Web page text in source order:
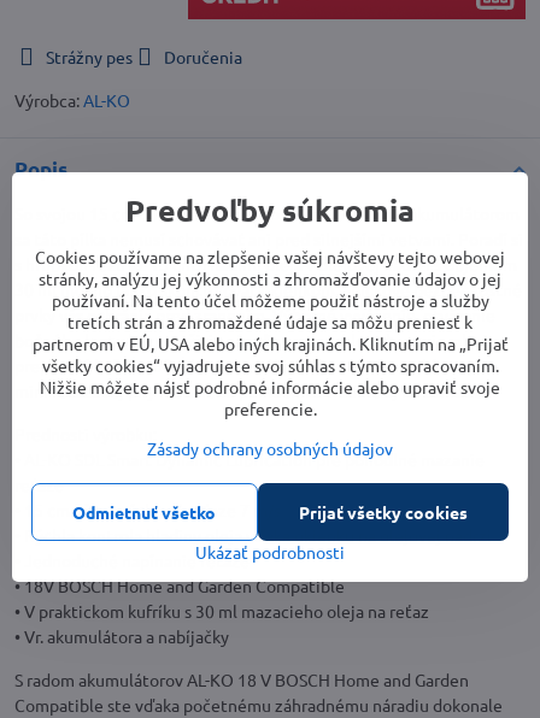
Strážny pes
Doručenia
Výrobca:AL-KO
Popis
So svojou 15 cm dlhou lištou a výkonným 18 V Li-Ion akumulátorom
s hrúbkou rezu až 13 cm. Hladinu oleja v olejovej nádrži s objemom
30 ml možno ľahko skontrolovať okienkom. Špičkové bezpečnostné
prvky vás ochránia pred zranením. Výborné vyváženie, otváranie
bočného krytu bez použitia náradia a rozsiahle vybavenie, ako je
prepravný kufrík a 30 ml organického oleja na reťaz, robí z tejto
mini reťazovej píly ideálneho pomocníka v dome aj na záhrade.
• AL-KO SDL Smart Dynamic Lubrication pre pohodlné mazanie
reťaze
• 15 cm lišta a rýchlosť reťaze 7 m/s
• Rýchla kontrola hladiny oleja vďaka okienku na olejovej nádrži
• Jednoduché napínanie reťaze
• 18V BOSCH Home and Garden Compatible
• V praktickom kufríku s 30 ml mazacieho oleja na reťaz
• Vr. akumulátora a nabíjačky
S radom akumulátorov AL-KO 18 V BOSCH Home and Garden
Compatible ste vďaka početnému záhradnému náradiu dokonale
Predvoľby súkromia
Cookies používame na zlepšenie vašej návštevy tejto webovej
stránky, analýzu jej výkonnosti a zhromažďovanie údajov o jej
používaní. Na tento účel môžeme použiť nástroje a služby
tretích strán a zhromaždené údaje sa môžu preniesť k
partnerom v EÚ, USA alebo iných krajinách. Kliknutím na „Prijať
všetky cookies“ vyjadrujete svoj súhlas s týmto spracovaním.
Nižšie môžete nájsť podrobné informácie alebo upraviť svoje
preferencie.
Zásady ochrany osobných údajov
Ukázať podrobnosti
Prijať všetky cookies
Odmietnuť všetko